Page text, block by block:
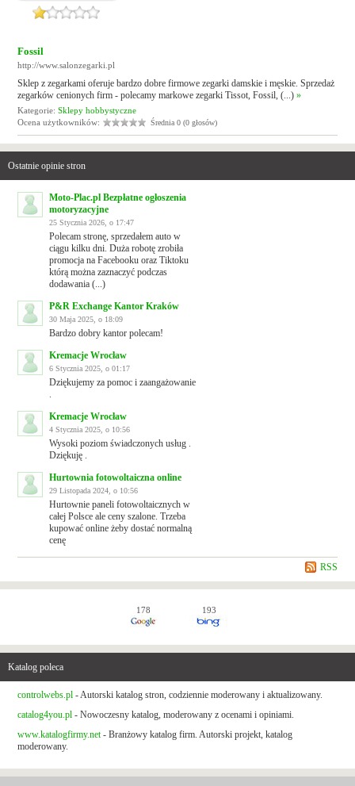
Fossil
http://www.salonzegarki.pl
Sklep z zegarkami oferuje bardzo dobre firmowe zegarki damskie i męskie. Sprzedaż
zegarków cenionych firm - polecamy markowe zegarki Tissot, Fossil, (...)»
Kategorie:Sklepy hobbystyczne
Ocena użytkowników:
Średnia 0 (0 głosów)
Ostatnie opinie stron
Moto-Plac.pl Bezpłatne ogłoszenia
motoryzacyjne
25 Stycznia 2026, o 17:47
Polecam stronę, sprzedałem auto w
ciągu kilku dni. Duża robotę zrobiła
promocja na Facebooku oraz Tiktoku
którą można zaznaczyć podczas
dodawania (...)
P&R Exchange Kantor Kraków
30 Maja 2025, o 18:09
Bardzo dobry kantor polecam!
Kremacje Wrocław
6 Stycznia 2025, o 01:17
Dziękujemy za pomoc i zaangażowanie
Kremacje Wrocław
4 Stycznia 2025, o 10:56
Wysoki poziom świadczonych usług .
Dziękuję .
Hurtownia fotowoltaiczna online
29 Listopada 2024, o 10:56
Hurtownie paneli fotowoltaicznych w
całej Polsce ale ceny szalone. Trzeba
kupować online żeby dostać normalną
cenę
RSS
178 193
Katalog poleca
controlwebs.pl - Autorski katalog stron, codziennie moderowany i aktualizowany.
catalog4you.pl - Nowoczesny katalog, moderowany z ocenami i opiniami.
www.katalogfirmy.net - Branżowy katalog firm. Autorski projekt, katalog
moderowany.